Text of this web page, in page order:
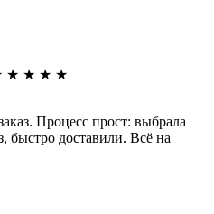
★ ★ ★ ★
Процесс прост: выбрала
быстро доставили. Всё на